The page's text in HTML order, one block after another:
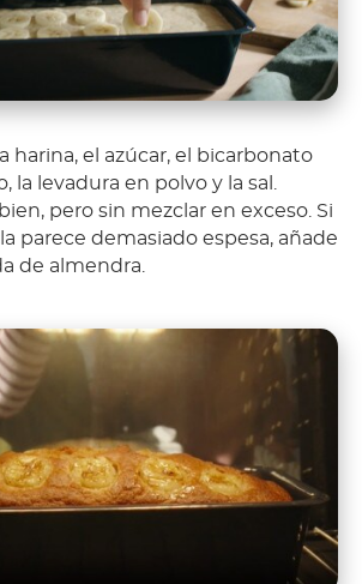
harina, el azúcar, el bicarbonato
la levadura en polvo y la sal.
pero sin mezclar en exceso. Si
parece demasiado espesa, añade
de almendra.